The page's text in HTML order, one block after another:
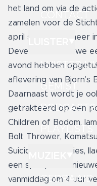
LUISTER
GEMIST
PODCASTS
PLAYLISTS
GEDRAAID
het land om via de
zamelen voor de
april strijken we neer
Deventer alwaar we
avond hebben
aflevering van Bjorn’s
Daarnaast wordt je
getrakteerd op een
Children of Bodom,
Bolt Thrower,
Suicidal Tendencies,
een spiksplinter
vanmiddag om 4 uur